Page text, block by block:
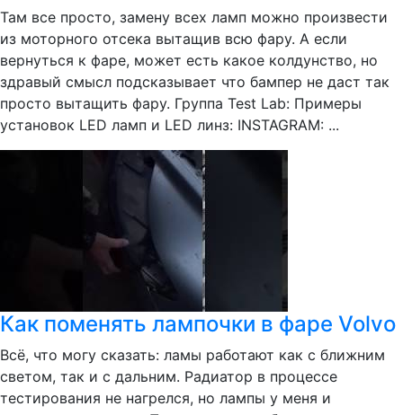
Там все просто, замену всех ламп можно произвести
из моторного отсека вытащив всю фару. А если
вернуться к фаре, может есть какое колдунство, но
здравый смысл подсказывает что бампер не даст так
просто вытащить фару. Группа Test Lab: Примеры
установок LED ламп и LED линз: INSTAGRAM: ...
Как поменять лампочки в фаре Volvo
Всё, что могу сказать: ламы работают как с ближним
светом, так и с дальним. Радиатор в процессе
тестирования не нагрелся, но лампы у меня и